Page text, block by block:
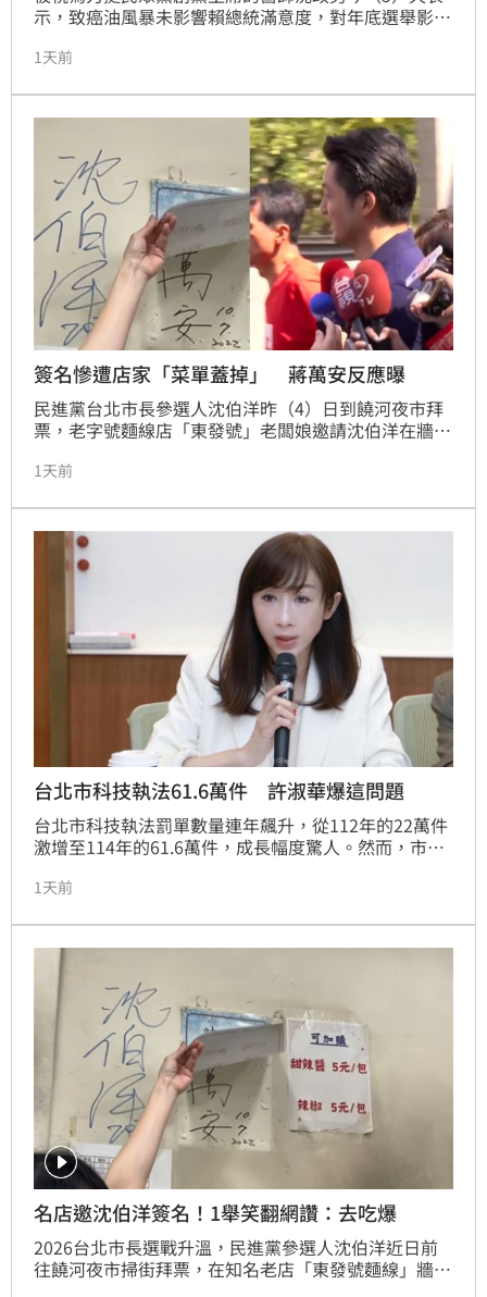
示，致癌油風暴未影響賴總統滿意度，對年底選舉影響
1天前
簽名慘遭店家「菜單蓋掉」 蔣萬安反應曝
民進黨台北市長參選人沈伯洋昨（4）日到饒河夜市拜
票，老字號麵線店「東發號」老闆娘邀請沈伯洋在牆上
安今（5）日出席捐血活動又為了毒油案痛批中央，但
回應。
1天前
台北市科技執法61.6萬件 許淑華爆這問題
台北市科技執法罰單數量連年飆升，從112年的22萬件
激增至114年的61.6萬件，成長幅度驚人。然而，市議
度竟逐年遞減，至114年甚至掛零。以連續兩年事故高
科技執法設備。許淑華質疑市府執法資源配置失準，恐
偏離提升交通安全的初衷，淪為單純追求罰鍰。她嚴正
要求警察局說明選址標準，並責成交通局於一個月內重
新盤點，確保執法資源精準投入高風險路口，真正守護
市民用路安全，而非僅是開單賺錢。
1天前
名店邀沈伯洋簽名！1舉笑翻網讚：去吃爆
2026台北市長選戰升溫，民進黨參選人沈伯洋近日前
往饒河夜市掃街拜票，在知名老店「東發號麵線」牆上